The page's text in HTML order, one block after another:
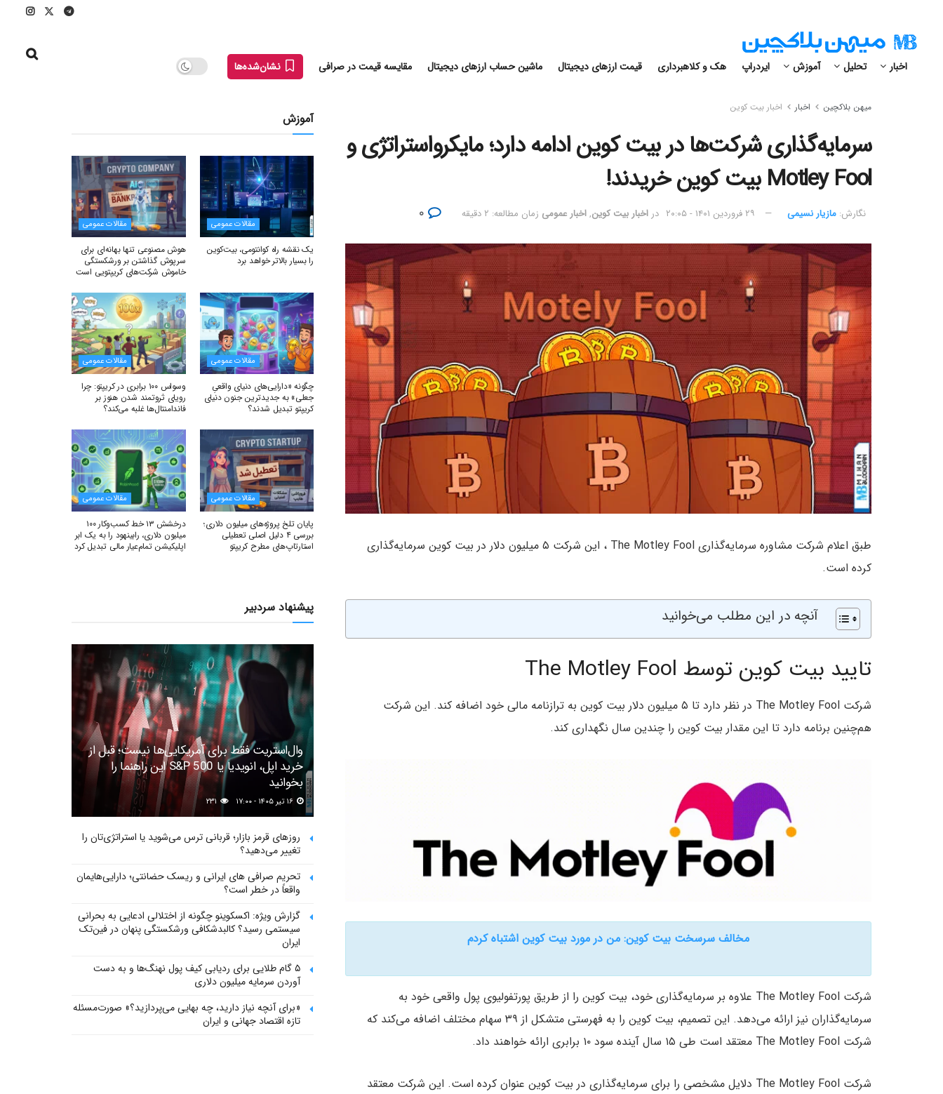
اخبار تحلیل آموزش ایردراپ هک و کلاهبرداری قیمت ارزهای دیجیتال ماشین حساب ارزهای دیجیتال مقایسه قیمت در صرافی نشان‌شده‌ها
میهن بلاکچین اخبار اخبار بیت کوین
سرمایه‌گذاری شرکت‌ها در بیت کوین ادامه دارد؛ مایکرواستراتژی و
Motley Fool بیت کوین خریدند!
نگارش:‌ مازیار نسیمی ۲۹ فروردین ۱۴۰۱ - ۲۰:۰۵ در اخبار بیت کوین,اخبار عمومی زمان مطالعه: ۲ دقیقه
طبق اعلام شرکت مشاوره سرمایه‌گذاری The Motley Fool ، این شرکت ۵ میلیون دلار در بیت کوین سرمایه‌گذاری
کرده است.
آنچه در این مطلب می‌خوانید
تایید بیت کوین توسط The Motley Fool
شرکت The Motley Fool در نظر دارد تا ۵ میلیون دلار بیت کوین به ترازنامه مالی خود اضافه کند. این شرکت
هم‌چنین برنامه دارد تا این مقدار بیت کوین را چندین سال نگهداری کند.
مخالف سرسخت بیت کوین: من در مورد بیت کوین اشتباه کردم
شرکت The Motley Fool علاوه بر سرمایه‌گذاری خود، بیت کوین را از طریق پورتفولیوی پول واقعی خود به
سرمایه‌گذاران نیز ارائه می‌دهد. این تصمیم، بیت کوین را به فهرستی متشکل از ۳۹ سهام مختلف اضافه می‌کند که
شرکت The Motley Fool معتقد است طی ۱۵ سال آینده سود ۱۰ برابری ارائه خواهند داد.
شرکت The Motley Fool دلایل مشخصی را برای سرمایه‌گذاری در بیت کوین عنوان کرده است. این شرکت معتقد
آموزش
مقالات عمومی
یک نقشه راه کوانتومی، بیت‌کوین
را بسیار بالاتر خواهد برد
مقالات عمومی
هوش مصنوعی تنها بهانه‌ای برای
سرپوش گذاشتن بر ورشکستگی
خاموش شرکت‌های کریپتویی است
مقالات عمومی
چگونه «دارایی‌های دنیای واقعیِ
جعلی» به جدیدترین جنون دنیای
کریپتو تبدیل شدند؟
مقالات عمومی
وسواس ۱۰۰ برابری در کریپتو: چرا
رویای ثروتمند شدن هنوز بر
فاندامنتال‌ها غلبه می‌کند؟
مقالات عمومی
پایان تلخ پروژه‌های میلیون دلاری؛
بررسی ۴ دلیل اصلی تعطیلی
استارتاپ‌های مطرح کریپتو
مقالات عمومی
درخشش ۱۳ خط کسب‌وکار ۱۰۰
میلیون دلاری، رابینهود را به یک ابر
اپلیکیشن تمام‌عیار مالی تبدیل کرد
پیشنهاد سردبیر
وال‌استریت فقط برای آمریکایی‌ها نیست؛ قبل از
خرید اپل، انویدیا یا S&P 500 این راهنما را
بخوانید
روزهای قرمز بازار؛ قربانی ترس می‌شوید یا استراتژی‌تان را
تغییر می‌دهید؟
تحریم صرافی های ایرانی و ریسک حضانتی؛ دارایی‌هایمان
واقعاً در خطر است؟
گزارش ویژه: اکسکوینو چگونه از اختلالی ادعایی به بحرانی
سیستمی رسید؟ کالبدشکافی ورشکستگی پنهان در فین‌تک
ایران
۵ گام طلایی برای ردیابی کیف پول‌ نهنگ‌ها و به دست
آوردن سرمایه میلیون دلاری
«برای آنچه نیاز دارید، چه بهایی می‌پردازید؟» صورت‌مسئله
تازه اقتصاد جهانی و ایران